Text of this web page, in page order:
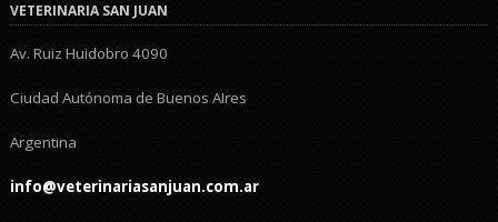
VETERINARIA SAN JUAN
Av. Ruiz Huidobro 4090
Ciudad Autónoma de Buenos AIres
Argentina
info@veterinariasanjuan.com.ar